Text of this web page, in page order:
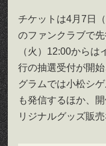
チケットは4月7日
のファンクラブで
（火）12:00から
行の抽選受付が開
グラムでは小松シ
も発信するほか、
リジナルグッズ販